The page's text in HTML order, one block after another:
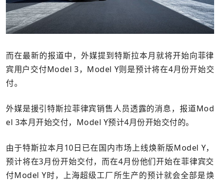
而在最新的报道中，外媒提到特斯拉本月就将开始向菲律
宾用户交付Model 3，Model Y则是预计将在4月份开始交
付。
外媒是援引特斯拉菲律宾销售人员透露的消息，报道Mod
el 3本月开始交付，Model Y预计4月份开始交付的。
由于特斯拉本月10日已在国内市场上线焕新版Model Y，
预计将在3月份开始交付，而在4月份他们开始在菲律宾交
付Model Y时，上海超级工厂所生产的预计就会全部是焕